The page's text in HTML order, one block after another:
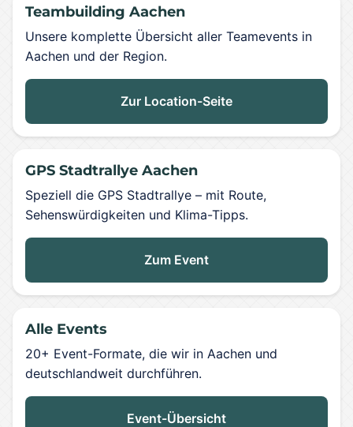
Teambuilding Aachen
Unsere komplette Übersicht aller Teamevents in
Aachen und der Region.
Zur Location-Seite
GPS Stadtrallye Aachen
Speziell die GPS Stadtrallye – mit Route,
Sehenswürdigkeiten und Klima-Tipps.
Zum Event
Alle Events
20+ Event-Formate, die wir in Aachen und
deutschlandweit durchführen.
Event-Übersicht